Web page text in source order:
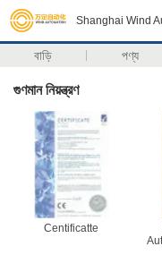
Shanghai Wind
বাড়ি পণ্য
গুণমান নিয়ন্ত্রণ
Centificatte